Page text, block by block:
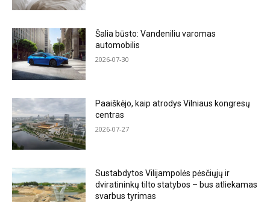
Šalia būsto: Vandeniliu varomas
automobilis
2026-07-30
Paaiškėjo, kaip atrodys Vilniaus kongresų
centras
2026-07-27
Sustabdytos Vilijampolės pėsčiųjų ir
dviratininkų tilto statybos – bus atliekamas
svarbus tyrimas